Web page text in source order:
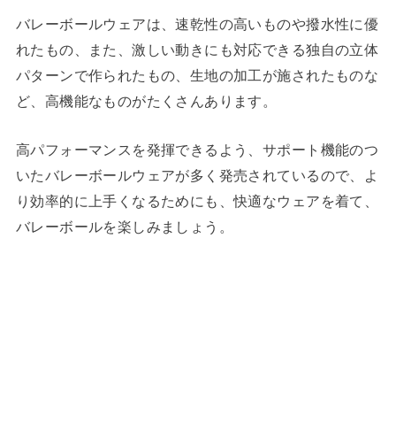
バレーボールウェアは、速乾性の高いものや撥水性に優
れたもの、また、激しい動きにも対応できる独自の立体
パターンで作られたもの、生地の加工が施されたものな
ど、高機能なものがたくさんあります。
高パフォーマンスを発揮できるよう、サポート機能のつ
いたバレーボールウェアが多く発売されているので、よ
り効率的に上手くなるためにも、快適なウェアを着て、
バレーボールを楽しみましょう。